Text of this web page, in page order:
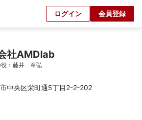
ログイン 会員登録
社AMDlab
：藤井　章弘
中央区栄町通5丁目2-2-202